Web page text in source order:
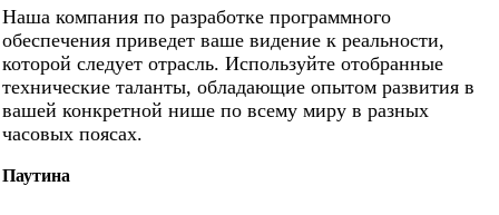
Наша компания по разработке программного
обеспечения приведет ваше видение к реальности,
которой следует отрасль. Используйте отобранные
технические таланты, обладающие опытом развития в
вашей конкретной нише по всему миру в разных
часовых поясах.
Паутина